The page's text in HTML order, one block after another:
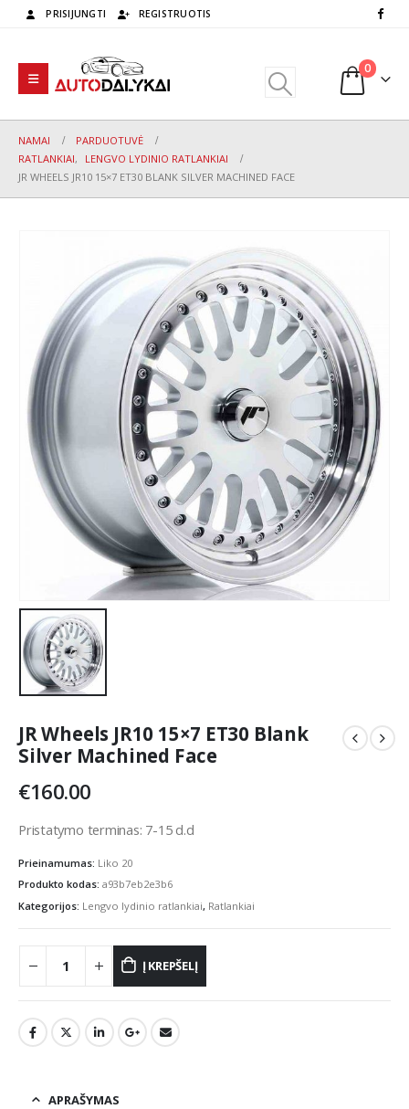
PRISIJUNGTI REGISTRUOTIS
0
NAMAI
PARDUOTUVĖ
RATLANKIAI,
LENGVO LYDINIO RATLANKIAI
JR WHEELS JR10 15×7 ET30 BLANK SILVER MACHINED FACE
JR Wheels JR10 15×7 ET30 Blank
Silver Machined Face
€160.00
Pristatymo terminas: 7-15 d.d
Prieinamumas: Liko 20
Produkto kodas: a93b7eb2e3b6
Kategorijos: Lengvo lydinio ratlankiai, Ratlankiai
Į KREPŠELĮ
APRAŠYMAS